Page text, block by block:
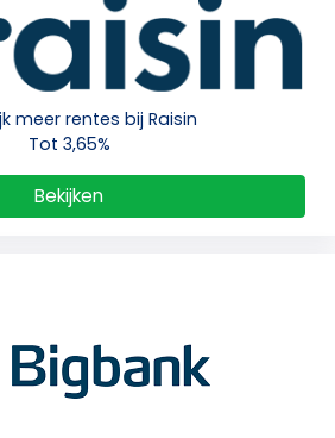
meer rentes bij Raisin
Tot 3,65%
Bekijken